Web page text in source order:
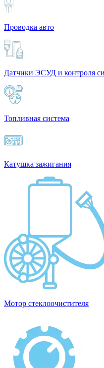
Проводка авто
Датчики ЭСУД и контроля
Топливная система
Катушка зажигания
Мотор стеклоочистителя